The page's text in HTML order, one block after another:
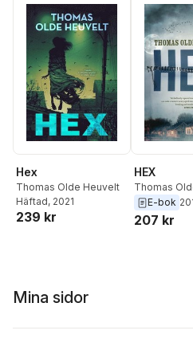
Hex
Thomas Olde Heuvelt
Häftad, 2021
239 kr
HEX
Thomas
E-bok
207 kr
Mina sidor